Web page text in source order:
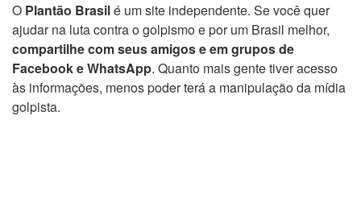
O Plantão Brasilé um site independente. Se você quer
ajudar na luta contra o golpismo e por um Brasil melhor,
compartilhe com seus amigos e em grupos de
Facebook e WhatsApp. Quanto mais gente tiver acesso
às informações, menos poder terá a manipulação da mídia
golpista.